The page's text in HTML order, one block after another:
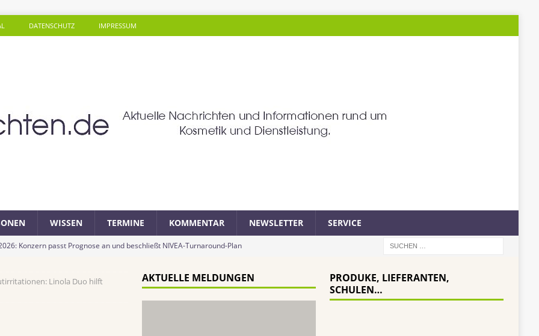
DATENSCHUTZ IMPRESSUM
WISSEN TERMINE KOMMENTAR NEWSLETTER SERVICE
Konzern passt Prognose an und beschließt NIVEA-Turnaround-Plan
budni baut Karrierewege im Handel weiter aus
EINZELHANDEL
Linola Duo hilft
AKTUELLE MELDUNGEN
PRODUKE, LIEFERANTEN,
SCHULEN…